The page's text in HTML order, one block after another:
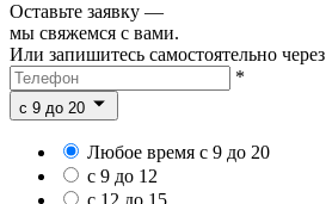
Оставьте заявку —
мы свяжемся с вами.
Или запишитесь самостоятельно через
*
c 9 до 20
Любое время с 9 до 20
с 9 до 12